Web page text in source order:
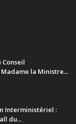
Madame la Ministre...
Interministériel :
du...